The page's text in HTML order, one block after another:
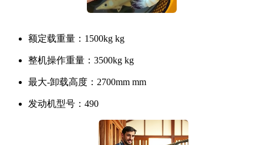
额定载重量： 1500kg kg
整机操作重量： 3500kg kg
最大-卸载高度： 2700mm mm
发动机型号： 490